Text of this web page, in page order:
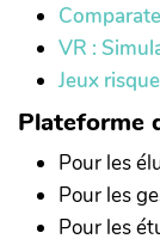
VR :
Jeux
Plateforme
Pour les
Pour les
Pour les